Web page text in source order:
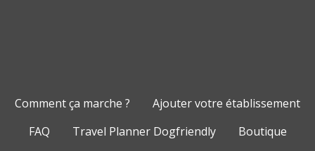
Comment ça marche ?
Ajouter votre établissement
FAQ
Travel Planner Dogfriendly
Boutique